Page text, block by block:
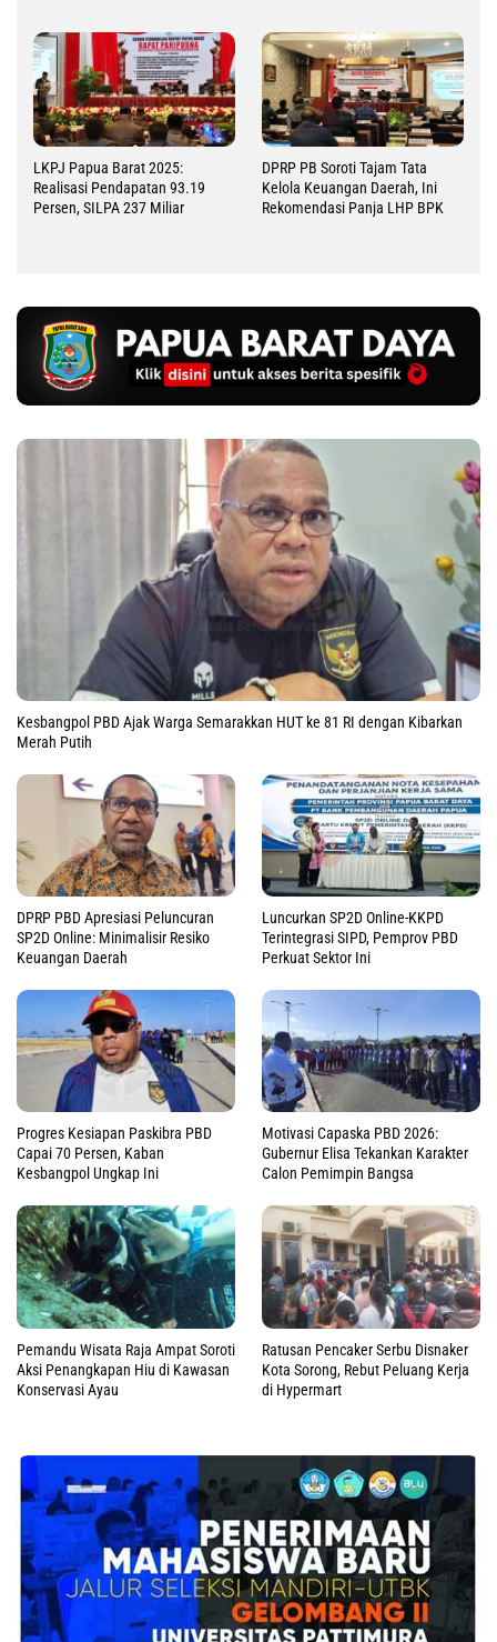
LKPJ Papua Barat 2025:
Realisasi Pendapatan 93.19
Persen, SILPA 237 Miliar
DPRP PB Soroti Tajam Tata
Kelola Keuangan Daerah, Ini
Rekomendasi Panja LHP BPK
Kesbangpol PBD Ajak Warga Semarakkan HUT ke 81 RI dengan Kibarkan
Merah Putih
DPRP PBD Apresiasi Peluncuran
SP2D Online: Minimalisir Resiko
Keuangan Daerah
Luncurkan SP2D Online-KKPD
Terintegrasi SIPD, Pemprov PBD
Perkuat Sektor Ini
Progres Kesiapan Paskibra PBD
Capai 70 Persen, Kaban
Kesbangpol Ungkap Ini
Motivasi Capaska PBD 2026:
Gubernur Elisa Tekankan Karakter
Calon Pemimpin Bangsa
Pemandu Wisata Raja Ampat Soroti
Aksi Penangkapan Hiu di Kawasan
Konservasi Ayau
Ratusan Pencaker Serbu Disnaker
Kota Sorong, Rebut Peluang Kerja
di Hypermart